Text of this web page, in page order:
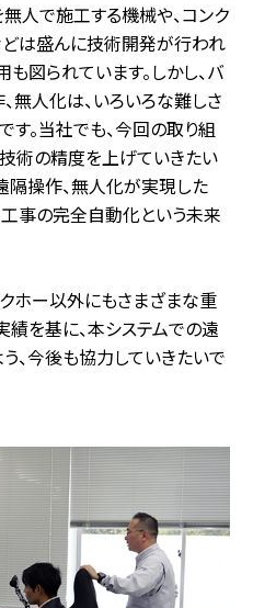
無人で施工する機械や、コンク
は盛んに技術開発が行われ
図られています。しかし、バ
無人化は、いろいろな難しさ
。当社でも、今回の取り組
技術の精度を上げていきたい
隔操作、無人化が実現した
工事の完全自動化という未来
クホー以外にもさまざまな重
績を基に、本システムでの遠
、今後も協力していきたいで